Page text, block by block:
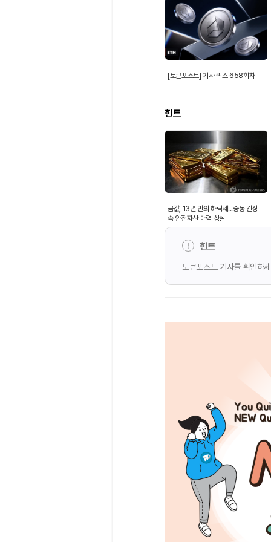
[토큰포스트] 기사 퀴즈 658회차
힌트
금값, 13년 만의 하락세...중동 긴장
속 안전자산 매력 상실
힌트
토큰포스트 기사를 확인하